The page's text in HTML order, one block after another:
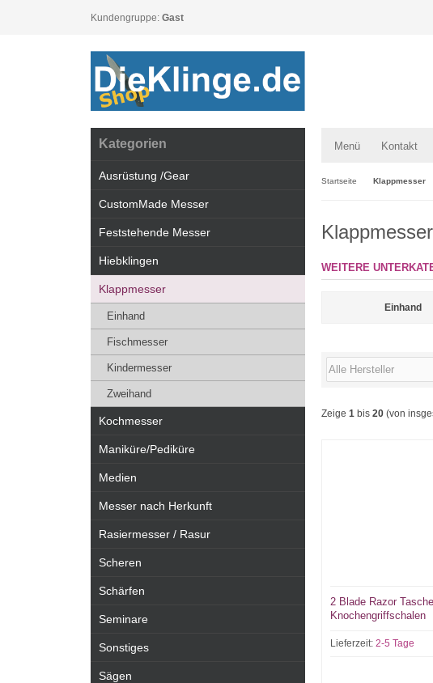
Kundengruppe: Gast
Menü Kontakt
Startseite Klappmesser
Klappmesser
WEITERE
Einhand
Zeige 1 bis 20 (von
2 Blade Razor
Knochengriffschalen
Lieferzeit: 2-5 Tage
Kategorien
Ausrüstung /Gear
CustomMade Messer
Feststehende Messer
Hiebklingen
Klappmesser
Einhand
Fischmesser
Kindermesser
Zweihand
Kochmesser
Maniküre/Pediküre
Medien
Messer nach Herkunft
Rasiermesser / Rasur
Scheren
Schärfen
Seminare
Sonstiges
Sägen